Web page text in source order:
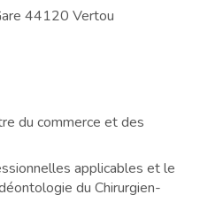
44120 Vertou
du commerce et des
applicables et le
du Chirurgien-